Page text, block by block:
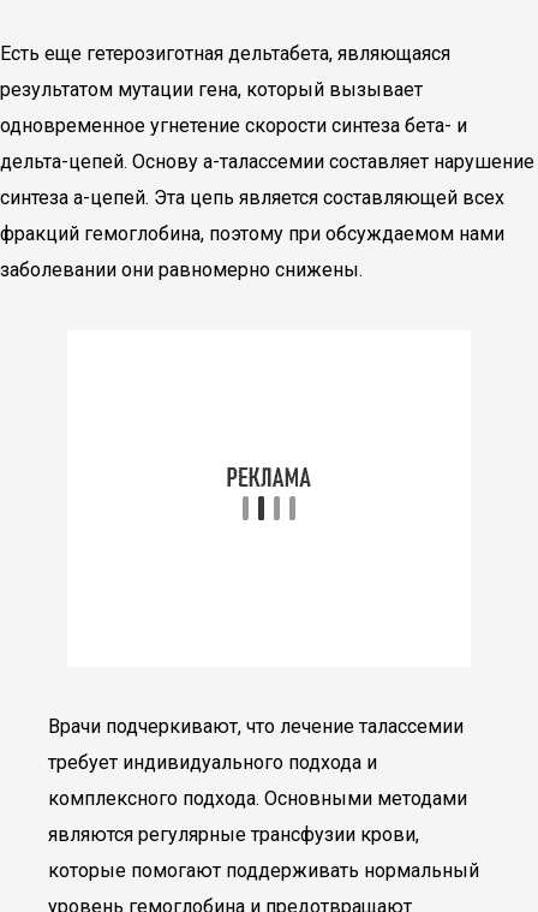
Есть еще гетерозиготная дельтабета, являющаяся
результатом мутации гена, который вызывает
одновременное угнетение скорости синтеза бета- и
дельта-цепей. Основу а-талассемии составляет нарушение
синтеза а-цепей. Эта цепь является составляющей всех
фракций гемоглобина, поэтому при обсуждаемом нами
заболевании они равномерно снижены.
Врачи подчеркивают, что лечение талассемии
требует индивидуального подхода и
комплексного подхода. Основными методами
являются регулярные трансфузии крови,
которые помогают поддерживать нормальный
уровень гемоглобина и предотвращают